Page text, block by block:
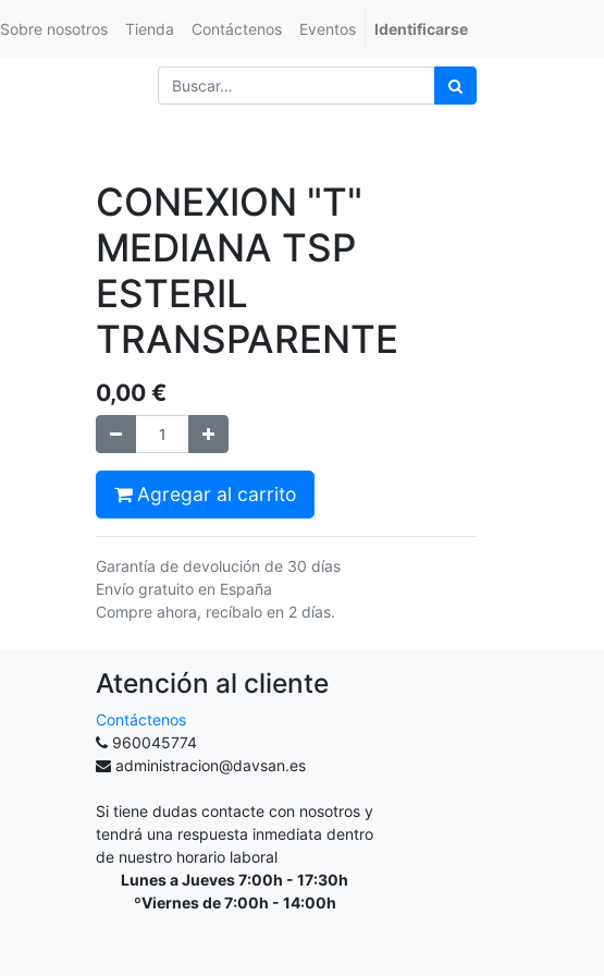
Sobre nosotros Tienda Contáctenos Eventos Identificarse
CONEXION "T"
MEDIANA TSP
ESTERIL
TRANSPARENTE
0,00 €
Agregar al carrito
Garantía de devolución de 30 días
Envío gratuito en España
Compre ahora, recíbalo en 2 días.
Atención al cliente
Contáctenos
960045774
administracion@davsan.es
Si tiene dudas contacte con nosotros y
tendrá una respuesta inmediata dentro
de nuestro horario laboral
Lunes a Jueves 7:00h - 17:30h
ºViernes de 7:00h - 14:00h